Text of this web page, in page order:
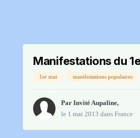
Manifestations du
1er mai manifestations populaires
Par Invité Aupaline,
le 1 mai 2013 dans France